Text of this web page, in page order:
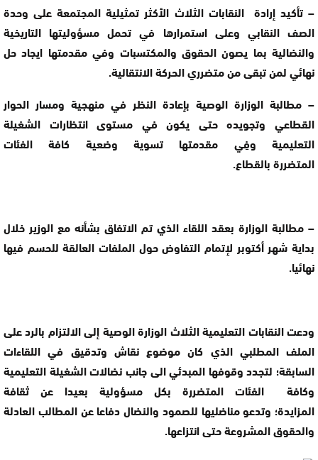
– تأكيد إرادة النقابات الثلاث الأكثر تمثيلية المجتمعة على وحدة
الصف النقابي وعلى استمرارها في تحمل مسؤوليتها التاريخية
والنضالية بما يصون الحقوق والمكتسبات وفي مقدمتها ايجاد حل
نهائي لمن تبقى من متضرري الحركة الانتقالية.
– مطالبة الوزارة الوصية بإعادة النظر في منهجية ومسار الحوار
القطاعي وتجويده حتى يكون في مستوى انتظارات الشغيلة
التعليمية وفِي مقدمتها تسوية وضعية كافة الفئات
المتضررة بالقطاع.
– مطالبة الوزارة بعقد اللقاء الذي تم الاتفاق بشأنه مع الوزير خلال
بداية شهر أكتوبر لإتمام التفاوض حول الملفات العالقة للحسم فيها
نهائيا.
ودعت النقابات التعليمية الثلاث الوزارة الوصية إلى الالتزام بالرد على
الملف المطلبي الذي كان موضوع نقاش وتدقيق في اللقاءات
السابقة؛ لتجدد وقوفها المبدئي الى جانب نضالات الشغيلة التعليمية
وكافة الفئات المتضررة بكل مسؤولية بعيدا عن ثقافة
المزايدة؛ وتدعو مناضليها للصمود والنضال دفاعا عن المطالب العادلة
والحقوق المشروعة حتى انتزاعها.